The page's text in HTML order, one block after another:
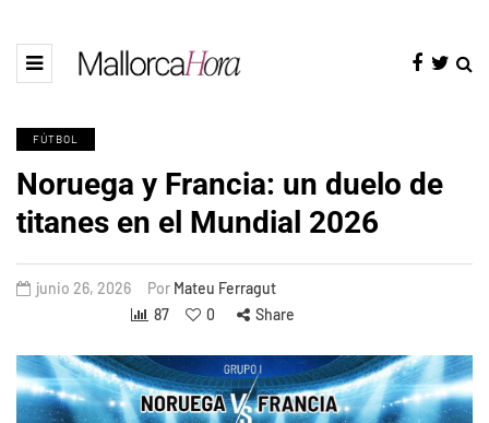
FÚTBOL
Noruega y Francia: un duelo de
titanes en el Mundial 2026
junio 26, 2026 Por Mateu Ferragut
87
0 Share